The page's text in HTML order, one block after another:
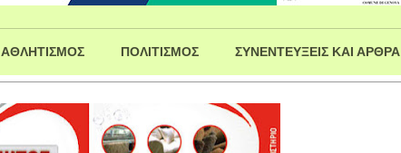
ΑΘΛΗΤΙΣΜΟΣ ΠΟΛΙΤΙΣΜΟΣ ΣΥΝΕΝΤΕΥΞΕΙΣ ΚΑΙ ΑΡΘΡΑ